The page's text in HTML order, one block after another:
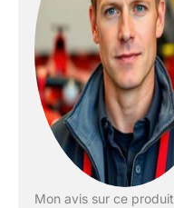
Mon avis sur ce produit